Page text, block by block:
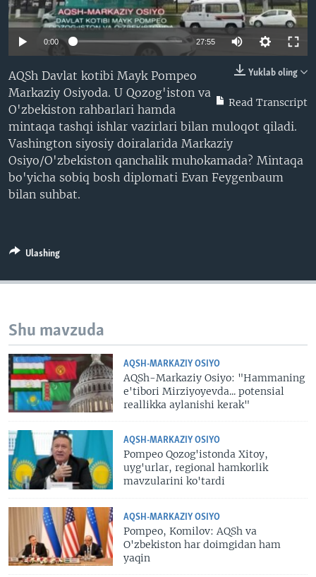
VIDEO
XABARLAR SURATLARDA
ODNOKLASSNIKI
TELEGRAM
SOUNDCLOUD
VOA
0:00 27:55
Yuklab oling
Read Transcript
AQSh Davlat kotibi Mayk Pompeo
Markaziy Osiyoda. U Qozog'iston va
O'zbekiston rahbarlari hamda
mintaqa tashqi ishlar vazirlari bilan muloqot qiladi.
Vashington siyosiy doiralarida Markaziy
Osiyo/O'zbekiston qanchalik muhokamada? Mintaqa
bo'yicha sobiq bosh diplomati Evan Feygenbaum
bilan suhbat.
Ulashing
Shu mavzuda
AQSH-MARKAZIY OSIYO
AQSh-Markaziy Osiyo: "Hammaning
e'tibori Mirziyoyevda... potensial
reallikka aylanishi kerak"
AQSH-MARKAZIY OSIYO
Pompeo Qozog'istonda Xitoy,
uyg'urlar, regional hamkorlik
mavzularini ko'tardi
AQSH-MARKAZIY OSIYO
Pompeo, Komilov: AQSh va
O'zbekiston har doimgidan ham
yaqin